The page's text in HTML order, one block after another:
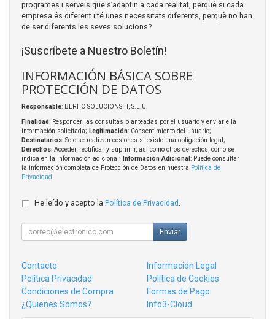
programes i serveis que s’adaptin a cada realitat, perquè si cada
empresa és diferent i té unes necessitats diferents, perquè no han
de ser diferents les seves solucions?
¡Suscríbete a Nuestro Boletín!
INFORMACIÓN BÁSICA SOBRE
PROTECCIÓN DE DATOS
Responsable: BERTIC SOLUCIONS IT, S.L.U.
Finalidad: Responder las consultas planteadas por el usuario y enviarle la
información solicitada; Legitimación: Consentimiento del usuario;
Destinatarios: Solo se realizan cesiones si existe una obligación legal;
Derechos: Acceder, rectificar y suprimir, así como otros derechos, como se
indica en la información adicional;
Información Adicional : Puede consultar
la información completa de Protección de Datos en nuestra Política de
Privacidad
He leído y acepto la Política de Privacidad .
Enviar
Contacto
Información Legal
Política Privacidad
Política de Cookies
Condiciones de Compra
Formas de Pago
¿Quienes Somos?
Info3-Cloud